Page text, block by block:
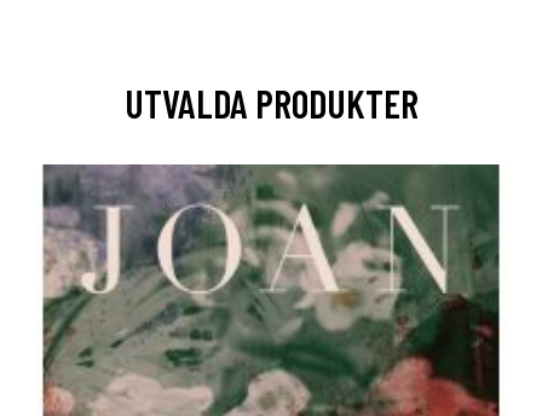
UTVALDA PRODUKTER